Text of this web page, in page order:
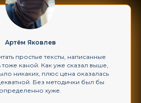
Артём Яковлев
простые тексты, написанные
тоже каной. Как уже сказал выше,
никаких, плюс цена оказалась
Без методички был бы
определенно хуже.